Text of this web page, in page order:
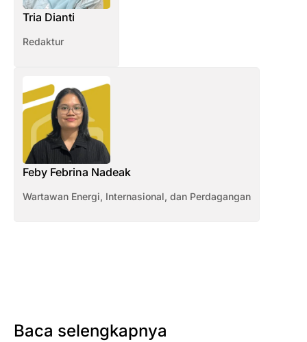
Tria Dianti
Redaktur
Feby Febrina Nadeak
Wartawan Energi, Internasional, dan Perdagangan
Baca selengkapnya